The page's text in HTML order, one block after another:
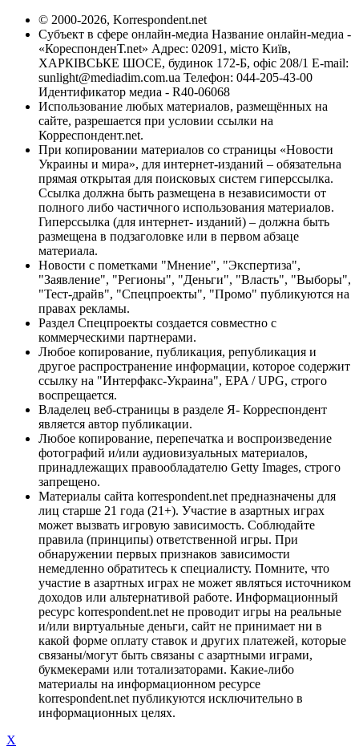
© 2000-2026, Korrespondent.net
Субъект в сфере онлайн-медиа Название онлайн-медиа -
«КореспонденТ.net» Адрес: 02091, місто Київ,
ХАРКІВСЬКЕ ШОСЕ, будинок 172-Б, офіс 208/1 E-mail:
sunlight@mediadim.com.ua Телефон: 044-205-43-00
Идентификатор медиа - R40-06068
Использование любых материалов, размещённых на
сайте, разрешается при условии ссылки на
Корреспондент.net.
При копировании материалов со страницы «Новости
Украины и мира», для интернет-изданий – обязательна
прямая открытая для поисковых систем гиперссылка.
Ссылка должна быть размещена в независимости от
полного либо частичного использования материалов.
Гиперссылка (для интернет- изданий) – должна быть
размещена в подзаголовке или в первом абзаце
материала.
Новости с пометками "Мнение", "Экспертиза",
"Заявление", "Регионы", "Деньги", "Власть", "Выборы",
"Тест-драйв", "Спецпроекты", "Промо" публикуются на
правах рекламы.
Раздел Спецпроекты создается совместно с
коммерческими партнерами.
Любое копирование, публикация, републикация и
другое распространение информации, которое содержит
ссылку на "Интерфакс-Украина", EPA / UPG, строго
воспрещается.
Владелец веб-страницы в разделе Я- Корреспондент
является автор публикации.
Любое копирование, перепечатка и воспроизведение
фотографий и/или аудиовизуальных материалов,
принадлежащих правообладателю Getty Images, строго
запрещено.
Материалы сайта korrespondent.net предназначены для
лиц старше 21 года (21+). Участие в азартных играх
может вызвать игровую зависимость. Соблюдайте
правила (принципы) ответственной игры. При
обнаружении первых признаков зависимости
немедленно обратитесь к специалисту. Помните, что
участие в азартных играх не может являться источником
доходов или альтернативой работе. Информационный
ресурс korrespondent.net не проводит игры на реальные
и/или виртуальные деньги, сайт не принимает ни в
какой форме оплату ставок и других платежей, которые
связаны/могут быть связаны с азартными играми,
букмекерами или тотализаторами. Какие-либо
материалы на информационном ресурсе
korrespondent.net публикуются исключительно в
информационных целях.
X